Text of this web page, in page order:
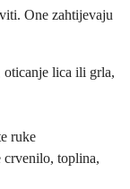
One zahtijevaju
oticanje lica ili grla,
ruke
crvenilo, toplina,